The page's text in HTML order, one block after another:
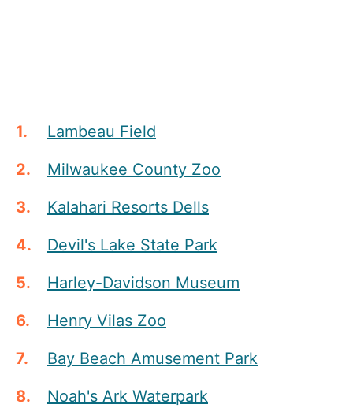
Lambeau Field
Milwaukee County Zoo
Kalahari Resorts Dells
Devil's Lake State Park
Harley-Davidson Museum
Henry Vilas Zoo
Bay Beach Amusement Park
Noah's Ark Waterpark